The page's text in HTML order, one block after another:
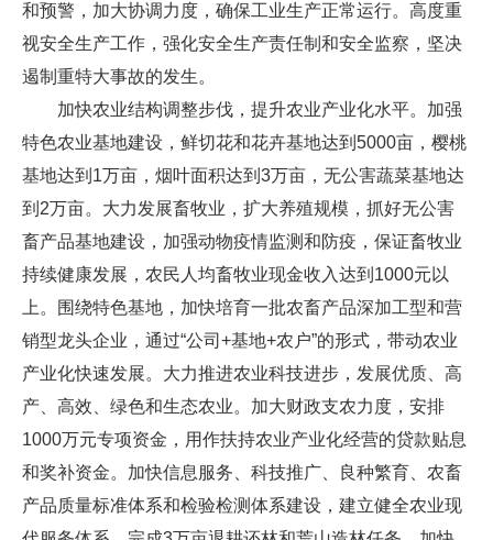
和预警，加大协调力度，确保工业生产正常运行。高度重
视安全生产工作，强化安全生产责任制和安全监察，坚决
遏制重特大事故的发生。
加快农业结构调整步伐，提升农业产业化水平。加强
特色农业基地建设，鲜切花和花卉基地达到5000亩，樱桃
基地达到1万亩，烟叶面积达到3万亩，无公害蔬菜基地达
到2万亩。大力发展畜牧业，扩大养殖规模，抓好无公害
畜产品基地建设，加强动物疫情监测和防疫，保证畜牧业
持续健康发展，农民人均畜牧业现金收入达到1000元以
上。围绕特色基地，加快培育一批农畜产品深加工型和营
销型龙头企业，通过“公司+基地+农户”的形式，带动农业
产业化快速发展。大力推进农业科技进步，发展优质、高
产、高效、绿色和生态农业。加大财政支农力度，安排
1000万元专项资金，用作扶持农业产业化经营的贷款贴息
和奖补资金。加快信息服务、科技推广、良种繁育、农畜
产品质量标准体系和检验检测体系建设，建立健全农业现